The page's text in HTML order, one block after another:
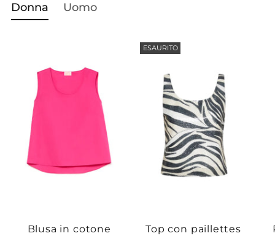
al
Donna Uomo
Blusa in cotone
ESAURITO
Top con paillettes